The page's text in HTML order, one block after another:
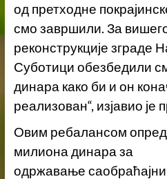
од претходне
смо завршили. За
реконструкције зграде
Суботици обезбедили
динара како би и он
реализован“, изјавио
Овим ребалансом
милиона динара за
одржавање